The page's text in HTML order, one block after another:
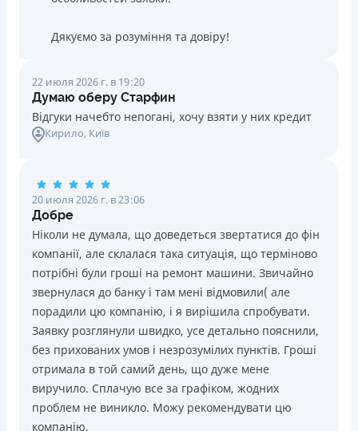
Дякуємо за розуміння та довіру!
22 июля 2026 г. в 19:20
Думаю оберу Старфин
Відгуки начебто непогані, хочу взяти у них кредит
Кирило, Київ
20 июля 2026 г. в 23:06
Добре
Ніколи не думала, що доведеться звертатися до фін
компанії, але склалася така ситуація, що терміново
потрібні були гроші на ремонт машини. Звичайно
звернулася до банку і там мені відмовили( але
порадили цю компанію, і я вирішила спробувати.
Заявку розглянули швидко, усе детально пояснили,
без прихованих умов і незрозумілих пунктів. Гроші
отримала в той самий день, що дуже мене
виручило. Сплачую все за графіком, жодних
проблем не виникло. Можу рекомендувати цю
компанію.